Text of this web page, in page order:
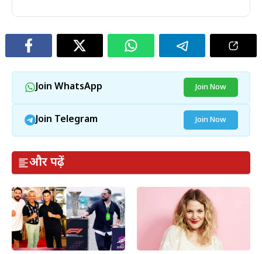
Join WhatsApp Join Now
Join Telegram Join Now
और पढ़ें